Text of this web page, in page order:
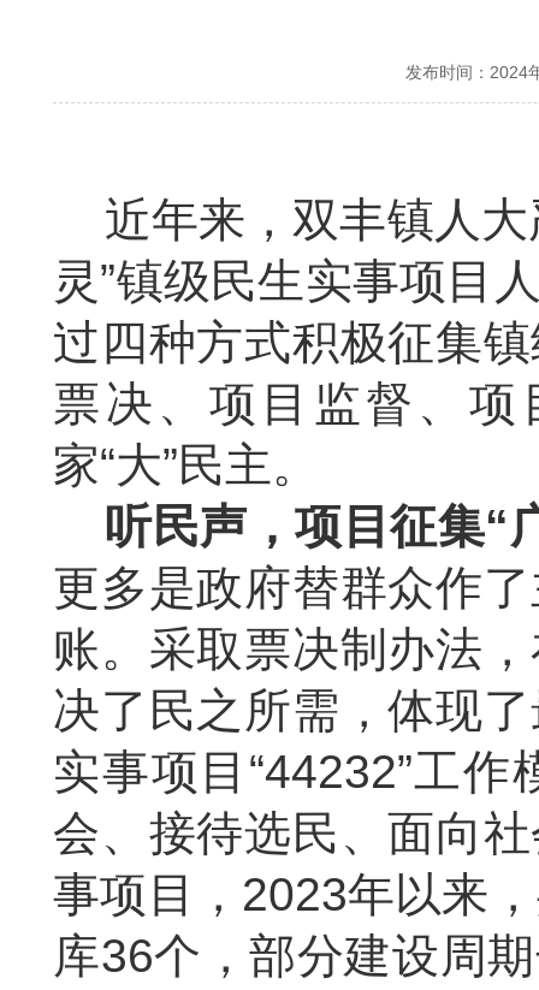
发布时间：
近年来，双丰镇人
灵”镇级民生实事项目
过四种方式积极征集
票决、项目监督、项
家“大”民主。
听民声，项目征集“
更多是政府替群众作
账。采取票决制办法
决了民之所需，体现
实事项目“44232”工作
会、接待选民、面向
事项目， 2023年以来
库36个，部分建设周